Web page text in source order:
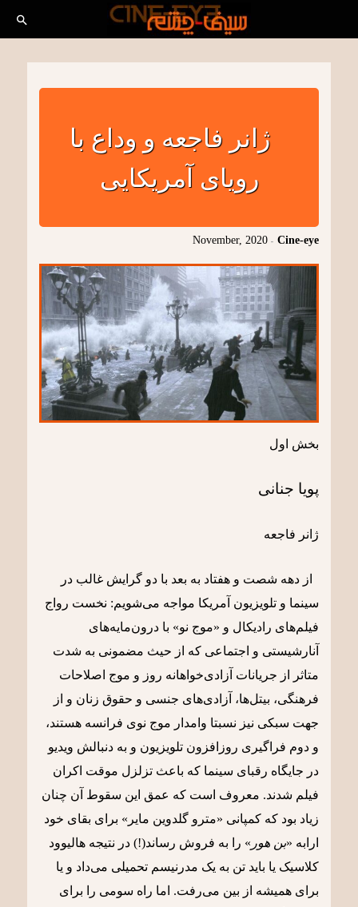
ژانر فاجعه و وداع با
رویای آمریکایی
Cine-eye
-
November, 2020
بخش اول
پویا جنانی
ژانر فاجعه
از دهه شصت و هفتاد به بعد با دو گرایش غالب در
سینما و تلویزیون آمریکا مواجه می‌شویم: نخست رواج
فیلم‌های رادیکال و «موج نو» با درون‌مایه‌های
آنارشیستی و اجتماعی که از حیث مضمونی به شدت
متاثر از جریانات آزادی‌خواهانه روز و موج اصلاحات
فرهنگی، بیتل‌ها، آزادی‌های جنسی و حقوق زنان و از
جهت سبکی نیز نسبتا وامدار موج نوی فرانسه هستند،
و دوم فراگیری روزافزون تلویزیون و به دنبالش ویدیو
در جایگاه رقبای سینما که باعث تزلزل موقت اکران
فیلم شدند. معروف است که عمق این سقوط آن چنان
زیاد بود که کمپانی «مترو گلدوین مایر» برای بقای خود
ارابه «بن هور » را به فروش رساند(!) در نتیجه هالیوود
کلاسیک یا باید تن به یک مدرنیسم تحمیلی می‌داد و یا
برای همیشه از بین می‌رفت. اما راه سومی را برای